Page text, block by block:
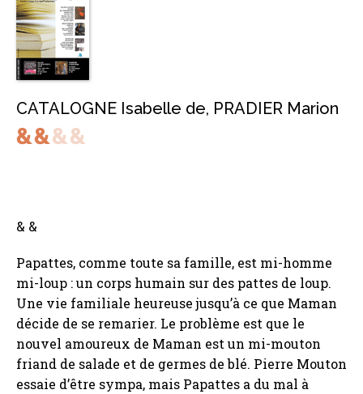
CATALOGNE Isabelle de, PRADIER Marion
& &
Papattes, comme toute sa famille, est mi-homme
mi-loup : un corps humain sur des pattes de loup.
Une vie familiale heureuse jusqu’à ce que Maman
décide de se remarier. Le problème est que le
nouvel amoureux de Maman est un mi-mouton
friand de salade et de germes de blé. Pierre Mouton
essaie d’être sympa, mais Papattes a du mal à